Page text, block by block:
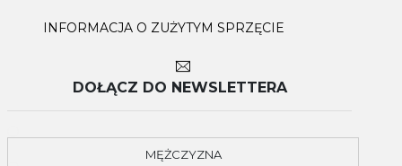
INFORMACJA O ZUŻYTYM SPRZĘCIE
DOŁĄCZ DO NEWSLETTERA
MĘŻCZYZNA